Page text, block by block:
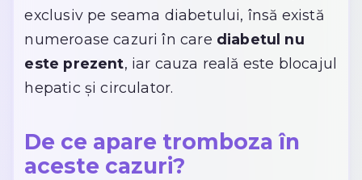
exclusiv pe seama diabetului, însă există
numeroase cazuri în care diabetul nu
este prezent, iar cauza reală este blocajul
hepatic și circulator.
De ce apare tromboza în
aceste cazuri?